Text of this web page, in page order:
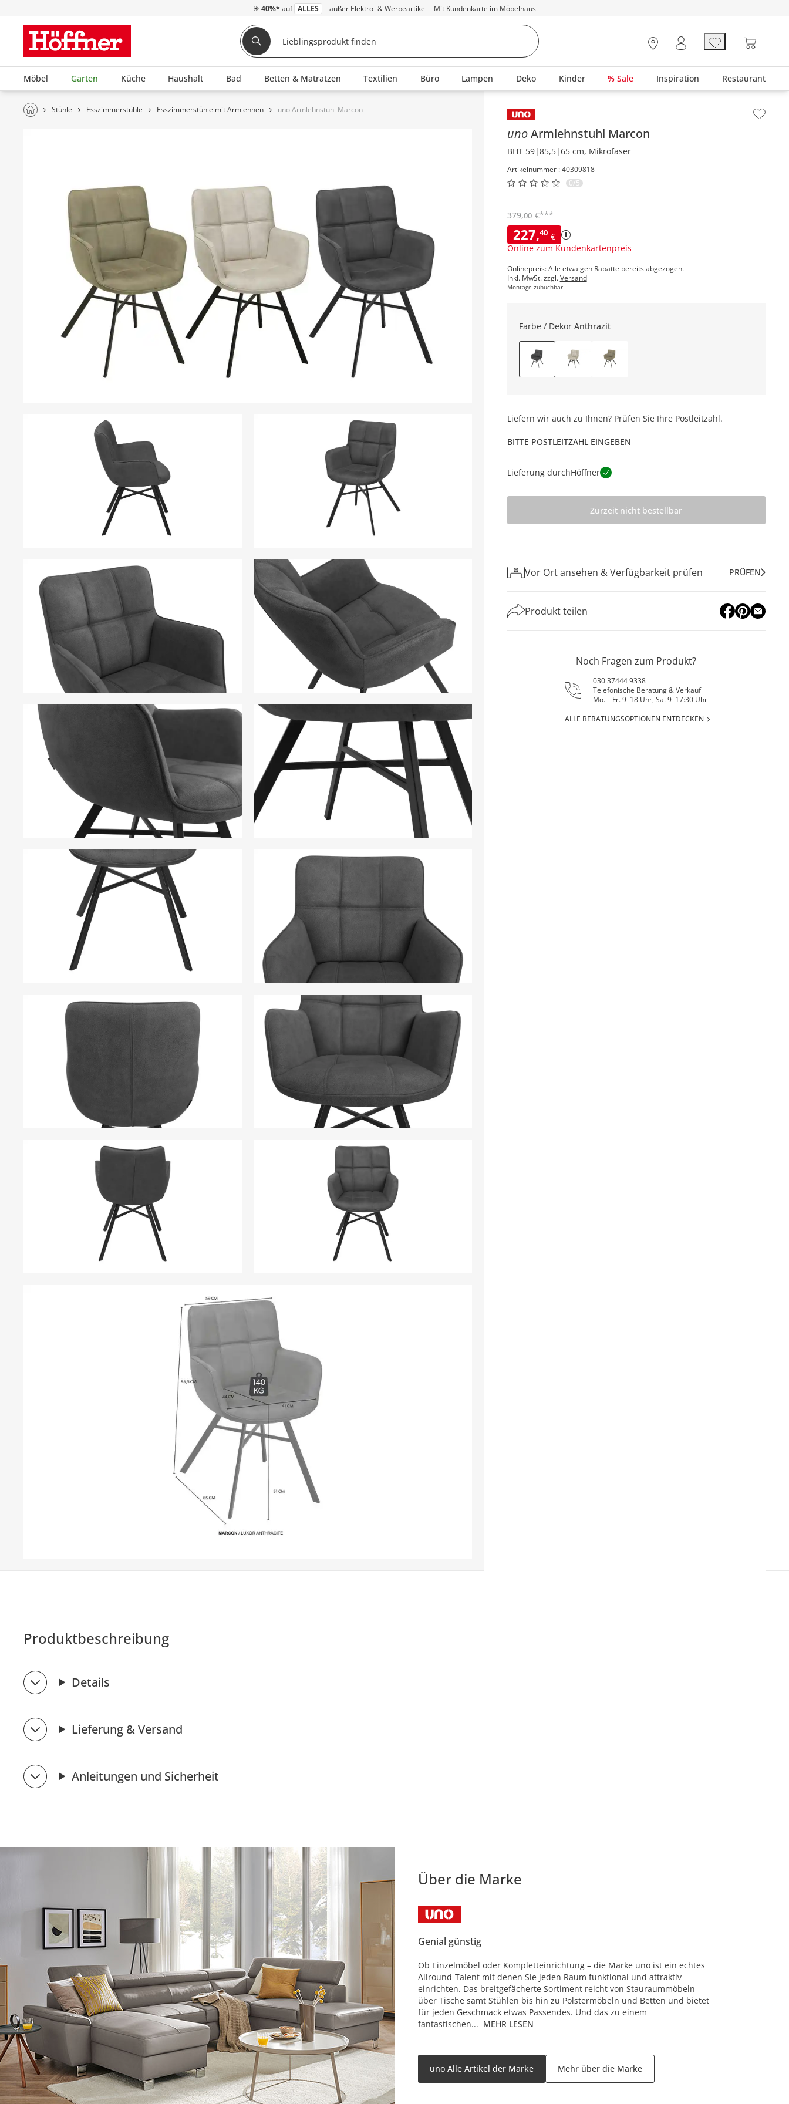
☀ 40%* auf ALLES – außer Elektro- & Werbeartikel – Mit Kundenkarte im Möbelhaus
Möbel Garten Küche Haushalt Bad Betten & Matratzen Textilien Büro Lampen Deko Kinder % Sale Inspiration Restaurant
Stühle Esszimmerstühle Esszimmerstühle mit Armlehnen uno Armlehnstuhl Marcon Inhalt der Seitenleiste überspringen - Zum Seitenende
unoArmlehnstuhl Marcon
BHT 59|85,5|65 cm, Mikrofaser
Artikelnummer : 40309818
0/5
227,40 €
Online zum Kundenkartenpreis
379,00 €***
Onlinepreis: Alle etwaigen Rabatte bereits abgezogen.
Inkl. MwSt. zzgl.Versand
Montage zubuchbar
Farbe / Dekor Anthrazit
Liefern wir auch zu Ihnen? Prüfen Sie Ihre Postleitzahl.
BITTE POSTLEITZAHL EINGEBEN
Lieferung durchHöffner
Zurzeit nicht bestellbar
Vor Ort ansehen & Verfügbarkeit prüfen PRÜFEN
Produkt teilen
Noch Fragen zum Produkt?
030 37444 9338
Telefonische Beratung & Verkauf
Mo. – Fr. 9–18 Uhr, Sa. 9–17:30 Uhr
ALLE BERATUNGSOPTIONEN ENTDECKEN
Produktbeschreibung
Details
Lieferung & Versand
Anleitungen und Sicherheit
Über die Marke
Genial günstig
Ob Einzelmöbel oder Kompletteinrichtung – die Marke uno ist ein echtes
Allround-Talent mit denen Sie jeden Raum funktional und attraktiv
einrichten. Das breitgefächerte Sortiment reicht von Stauraummöbeln
über Tische samt Stühlen bis hin zu Polstermöbeln und Betten und bietet
für jeden Geschmack etwas Passendes. Und das zu einem
fantastischen... MEHR LESEN
uno Alle Artikel der Marke Mehr über die Marke